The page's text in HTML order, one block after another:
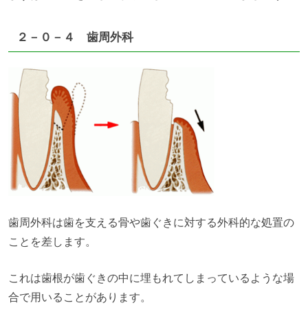
２－０－４ 歯周外科
歯周外科は歯を支える骨や歯ぐきに対する外科的な処置の
ことを差します。
これは歯根が歯ぐきの中に埋もれてしまっているような場
合で用いることがあります。